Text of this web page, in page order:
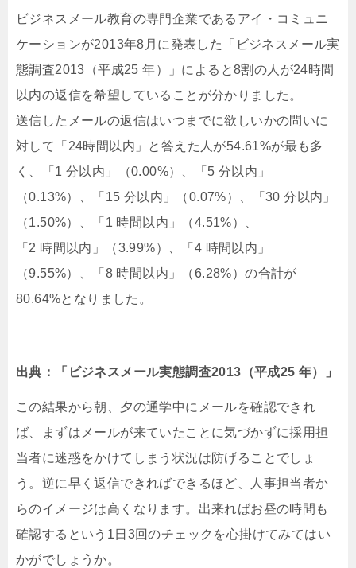
ビジネスメール教育の専門企業であるアイ・コミュニ
ケーションが2013年8月に発表した「ビジネスメール実
態調査2013（平成25 年）」によると8割の人が24時間
以内の返信を希望していることが分かりました。
送信したメールの返信はいつまでに欲しいかの問いに
対して「24時間以内」と答えた人が54.61%が最も多
く、「1 分以内」（0.00%）、「5 分以内」
（0.13%）、「15 分以内」（0.07%）、「30 分以内」
（1.50%）、「1 時間以内」（4.51%）、
「2 時間以内」（3.99%）、「4 時間以内」
（9.55%）、「8 時間以内」（6.28%）の合計が
80.64%となりました。
出典：「ビジネスメール実態調査2013（平成25 年）」
この結果から朝、夕の通学中にメールを確認できれ
ば、まずはメールが来ていたことに気づかずに採用担
当者に迷惑をかけてしまう状況は防げることでしょ
う。逆に早く返信できればできるほど、人事担当者か
らのイメージは高くなります。出来ればお昼の時間も
確認するという1日3回のチェックを心掛けてみてはい
かがでしょうか。